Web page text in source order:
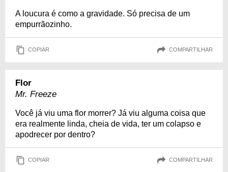
A loucura é como a gravidade. Só precisa de um
empurrãozinho.
COPIAR COMPARTILHAR
Flor
Mr. Freeze
Você já viu uma flor morrer? Já viu alguma coisa que
era realmente linda, cheia de vida, ter um colapso e
apodrecer por dentro?
COPIAR COMPARTILHAR